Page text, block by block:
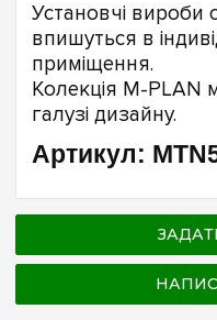
Установчі вироби
впишуться в
приміщення.
Колекція M-PLAN
галузі дизайну.
Артикул: